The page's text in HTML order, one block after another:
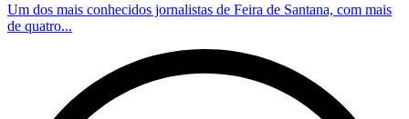
Um dos mais conhecidos jornalistas de Feira de Santana, com mais
de quatro...